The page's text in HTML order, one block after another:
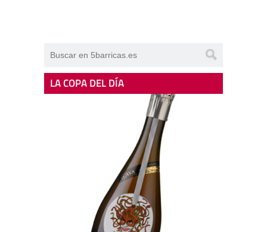
LA COPA DEL DÍA